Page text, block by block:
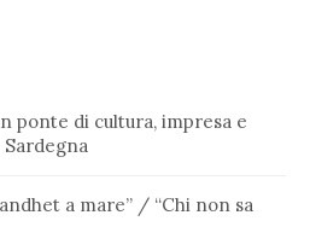
ponte di cultura, impresa e
a mare” / “Chi non sa